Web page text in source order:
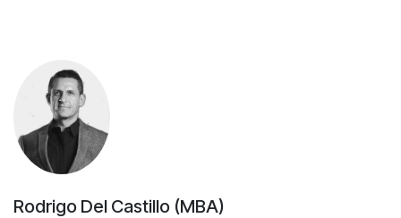
Rodrigo Del Castillo (MBA)